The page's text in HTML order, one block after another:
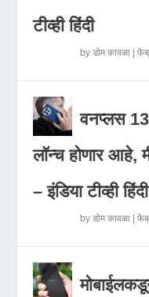
टीव्ही हिंदी
byडोम कावळा |
वनप्लस
लॉन्च होणार आहे,
– इंडिया टीव्ही हिंदी
byडोम कावळा |